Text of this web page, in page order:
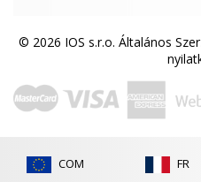
© 2026 IOS s.r.o. Általános
COM FR